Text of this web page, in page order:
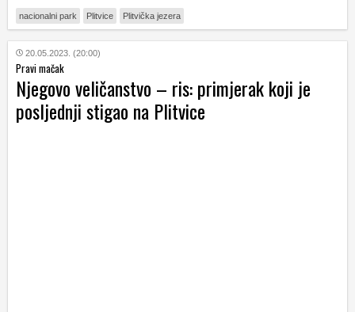
nacionalni park Plitvice Plitvička jezera
20.05.2023. (20:00)
Pravi mačak
Njegovo veličanstvo – ris: primjerak koji je
posljednji stigao na Plitvice